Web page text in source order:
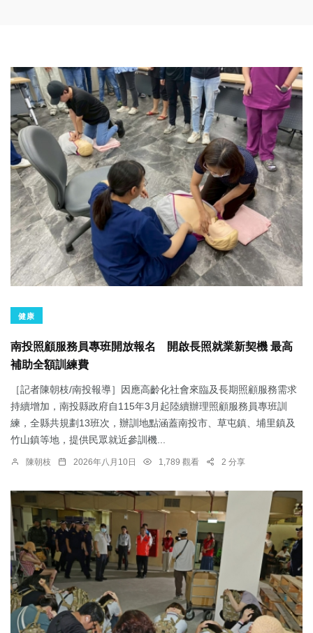
健康
南投照顧服務員專班開放報名 開啟長照就業新契機 最高
補助全額訓練費
［記者陳朝枝/南投報導］因應高齡化社會來臨及長期照顧服務需求
持續增加，南投縣政府自115年3月起陸續辦理照顧服務員專班訓
練，全縣共規劃13班次，辦訓地點涵蓋南投市、草屯鎮、埔里鎮及
竹山鎮等地，提供民眾就近參訓機...
陳朝枝 2026年八月10日 1,789 觀看 2 分享